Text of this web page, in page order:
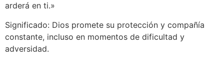
arderá en ti.»
Significado: Dios promete su protección y compañía
constante, incluso en momentos de dificultad y
adversidad.